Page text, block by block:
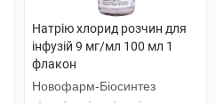
Натрію хлорид розчин для
інфузій 9 мг/мл 100 мл 1
флакон
Новофарм-Біосинтез